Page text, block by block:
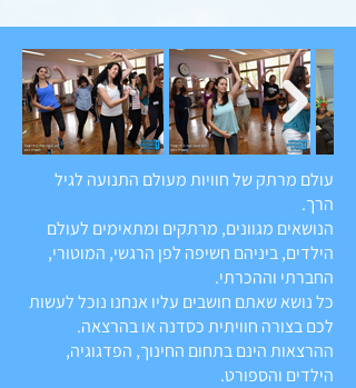
עולם מרתק של חוויות מעולם התנועה לגיל
הרך.
הנושאים מגוונים, מרתקים ומתאימים לעולם
הילדים, ביניהם חשיפה לפן הרגשי, המוטורי,
החברתי וההכרתי.
כל נושא שאתם חושבים עליו אנחנו נוכל לעשות
לכם בצורה חוויתית כסדנה או בהרצאה.
ההרצאות הינם בתחום החינוך, הפדגוגיה,
הילדים והספורט.